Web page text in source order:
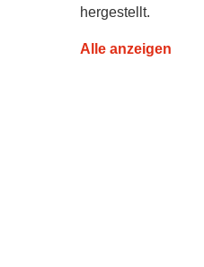
hergestellt.
Alle anzeigen